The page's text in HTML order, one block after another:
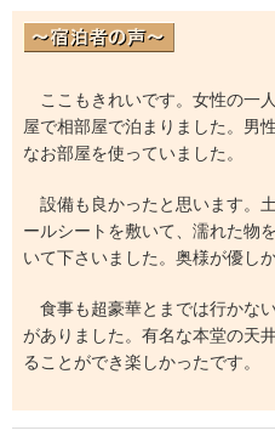
ここもきれいです。女性の一
屋で相部屋で泊まりました。男
なお部屋を使っていました。
設備も良かったと思います。
ールシートを敷いて、濡れた物
いて下さいました。奥様が優しか
食事も超豪華とまでは行かな
がありました。有名な本堂の天
ることができ楽しかったです。